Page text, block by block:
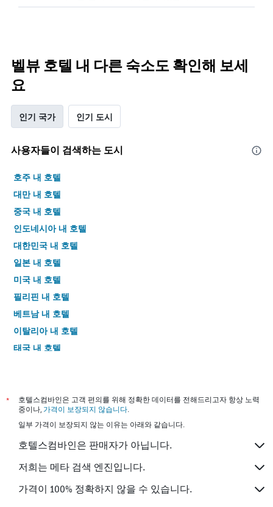
벨뷰 호텔 내 다른 숙소도 확인해 보세
요
인기 국가 인기 도시
사용자들이 검색하는 도시
호주 내 호텔
대만 내 호텔
중국 내 호텔
인도네시아 내 호텔
대한민국 내 호텔
일본 내 호텔
미국 내 호텔
필리핀 내 호텔
베트남 내 호텔
이탈리아 내 호텔
태국 내 호텔
*
호텔스컴바인은 고객 편의를 위해 정확한 데이터를 전해드리고자 항상 노력
중이나, 가격이 보장되지 않습니다.
일부 가격이 보장되지 않는 이유는 아래와 같습니다.
호텔스컴바인은 판매자가 아닙니다.
저희는 메타 검색 엔진입니다.
가격이 100% 정확하지 않을 수 있습니다.